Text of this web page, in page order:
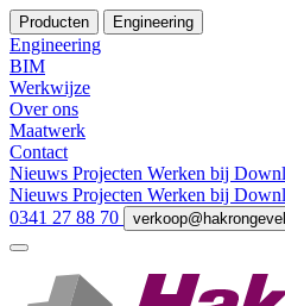
Producten Engineering
Engineering
BIM
Werkwijze
Over ons
Maatwerk
Contact
Nieuws Projecten Werken bij
Nieuws Projecten Werken bij
0341 27 88 70